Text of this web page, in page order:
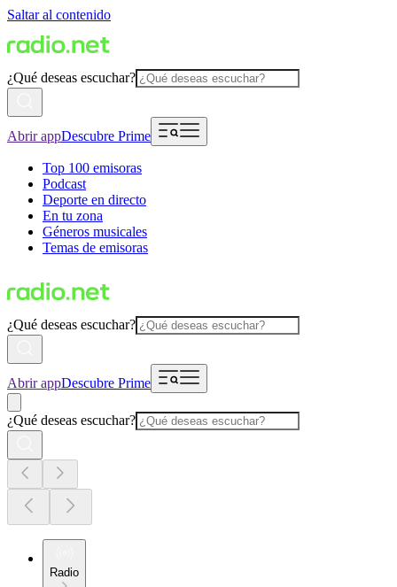
Saltar al contenido
¿Qué deseas escuchar?
Abrir appDescubre Prime
Top 100 emisoras
Podcast
Deporte en directo
En tu zona
Géneros musicales
Temas de emisoras
¿Qué deseas escuchar?
Abrir appDescubre Prime
¿Qué deseas escuchar?
Radio